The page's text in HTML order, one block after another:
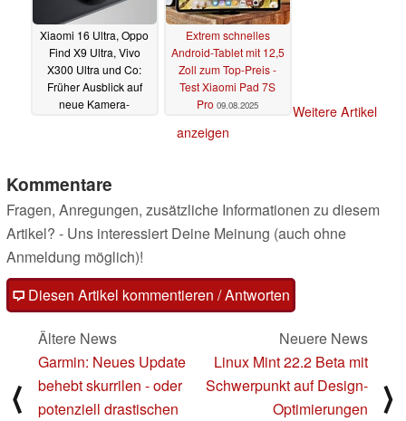
Xiaomi 16 Ultra, Oppo
Find X9 Ultra, Vivo
X300 Ultra und Co:
Früher Ausblick auf
neue Kamera-
Extrem schnelles
Android-Tablet mit 12,5
Zoll zum Top-Preis -
Test Xiaomi Pad 7S
Pro 09.08.2025
Weitere Artikel
anzeigen
Kommentare
Fragen, Anregungen, zusätzliche Informationen zu diesem
Artikel? - Uns interessiert Deine Meinung (auch ohne
Anmeldung möglich)!
Diesen Artikel kommentieren / Antworten
⟨
Ältere News
Garmin: Neues Update
behebt skurrilen - oder
potenziell drastischen
Neuere News
Linux Mint 22.2 Beta mit
Schwerpunkt auf Design-
Optimierungen
⟩